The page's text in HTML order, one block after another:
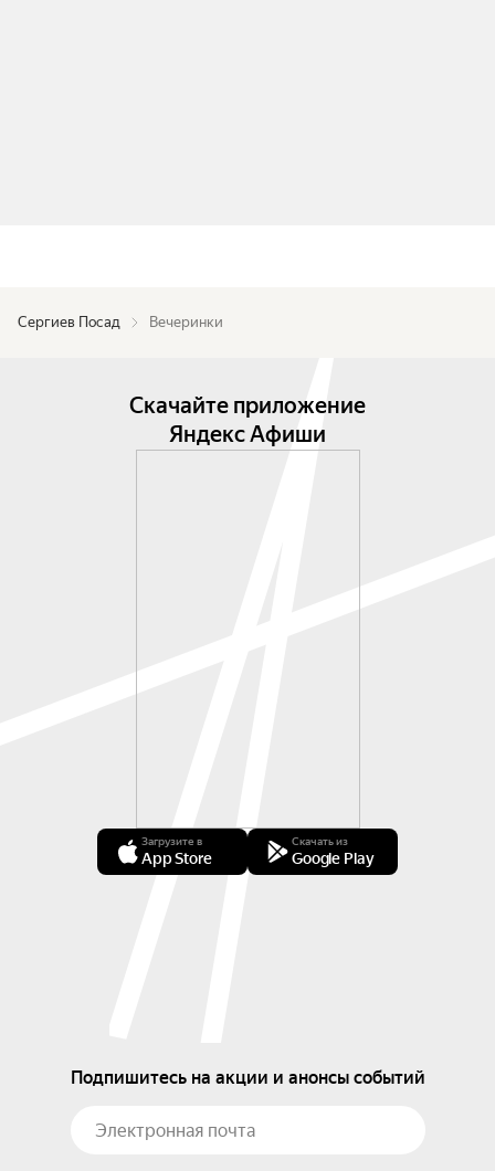
Сергиев Посад Вечеринки
Скачайте приложение
Яндекс Афиши
Загрузите в
App Store
Скачать из
Google Play
Подпишитесь на акции и анонсы событий